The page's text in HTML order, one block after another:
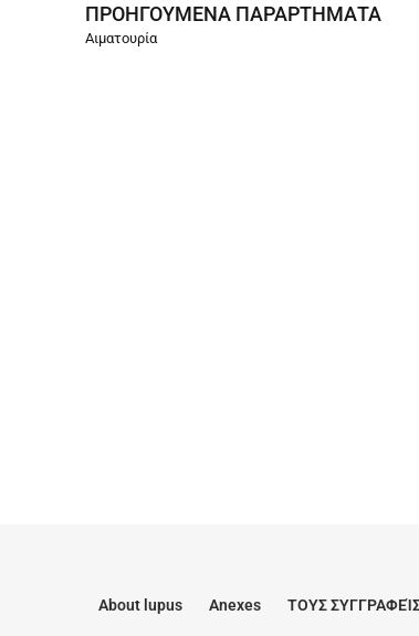
ΠΡΟΗΓΟΎΜΕΝΑ ΠΑΡΑΡΤΉΜΑΤΑ
Αιματουρία
About lupus Anexes ΤΟΥΣ